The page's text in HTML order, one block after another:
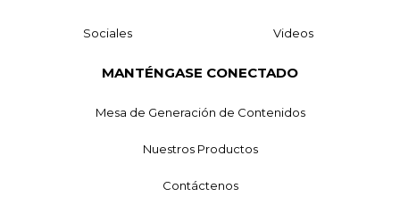
Sociales Videos
MANTÉNGASE CONECTADO
Mesa de Generación de Contenidos
Nuestros Productos
Contáctenos